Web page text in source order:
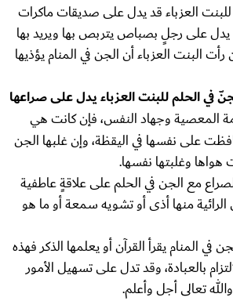
للبنت العزباء قد يدل على صديقات ماكرات
أو يدل على رجلٍ بصباص يتربص بها ويريد بها
البنت العزباء أن الجن في المنام يؤذيها
في الحلم للبنت العزباء يدل على صراعها
المعصية وجهاد النفس، فإن كانت هي
على نفسها في اليقظة، وإن غلبها الجن
هواها وغلبتها نفسها.
مع الجن في الحلم على علاقةٍ عاطفية
منها أذى أو تشويه سمعة أو ما هو
في المنام يقرأ القرآن أو يعلمها الذكر فهذه
بالعبادة، وقد تدل على تسهيل الأمور
تعالى أجل وأعلم.